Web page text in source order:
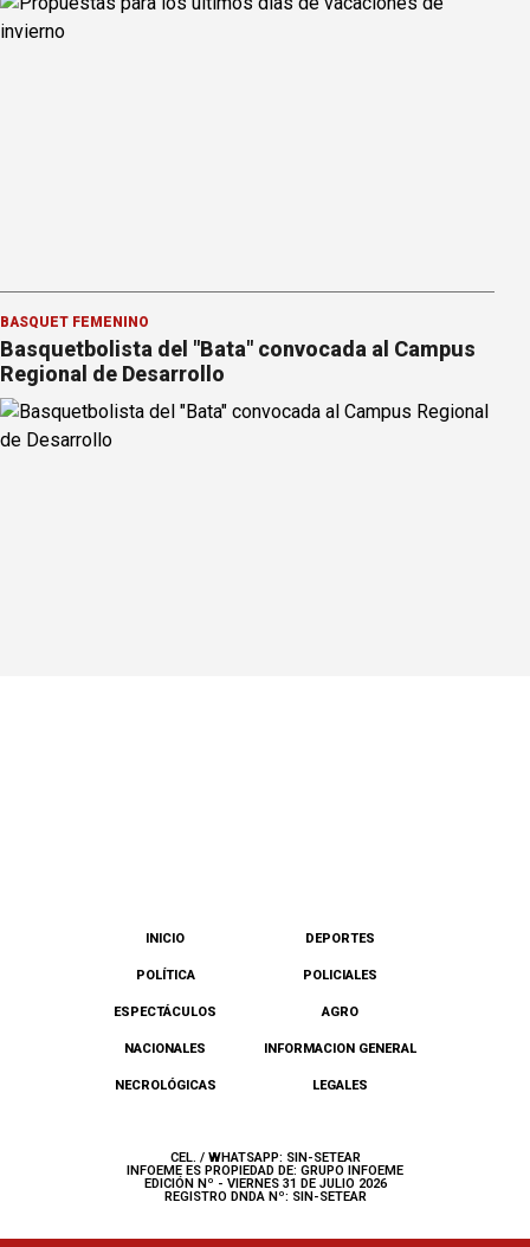
BÁSQUET FEMENINO
Basquetbolista del "Bata" convocada al Campus
Regional de Desarrollo
INICIO DEPORTES
POLÍTICA POLICIALES
ESPECTÁCULOS AGRO
NACIONALES INFORMACION GENERAL
NECROLÓGICAS LEGALES
CEL. / WHATSAPP: SIN-SETEAR
INFOEME ES PROPIEDAD DE: GRUPO INFOEME
EDICIÓN Nº - VIERNES 31 DE JULIO 2026
REGISTRO DNDA Nº: SIN-SETEAR